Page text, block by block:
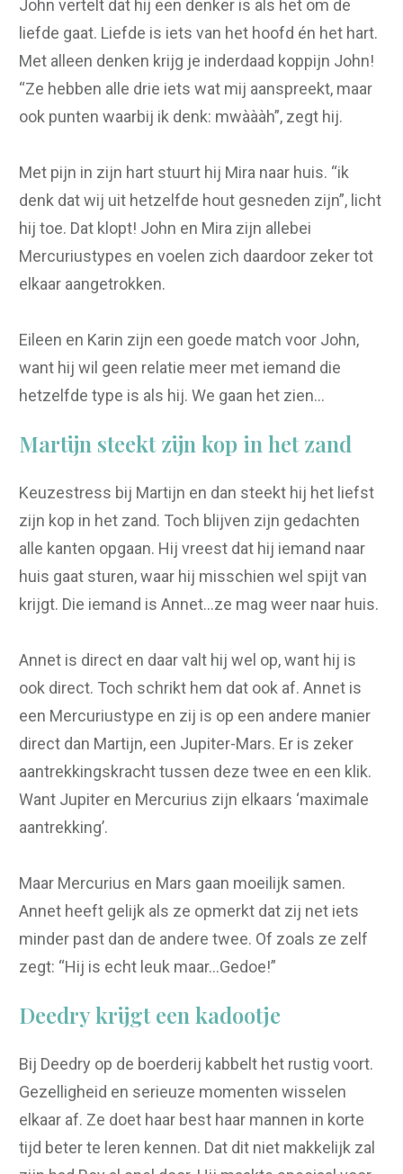
John vertelt dat hij een denker is als het om de
liefde gaat. Liefde is iets van het hoofd én het hart.
Met alleen denken krijg je inderdaad koppijn John!
“Ze hebben alle drie iets wat mij aanspreekt, maar
ook punten waarbij ik denk: mwàààh”, zegt hij.
Met pijn in zijn hart stuurt hij Mira naar huis. “ik
denk dat wij uit hetzelfde hout gesneden zijn”, licht
hij toe. Dat klopt! John en Mira zijn allebei
Mercuriustypes en voelen zich daardoor zeker tot
elkaar aangetrokken.
Eileen en Karin zijn een goede match voor John,
want hij wil geen relatie meer met iemand die
hetzelfde type is als hij. We gaan het zien…
Martijn steekt zijn kop in het zand
Keuzestress bij Martijn en dan steekt hij het liefst
zijn kop in het zand. Toch blijven zijn gedachten
alle kanten opgaan. Hij vreest dat hij iemand naar
huis gaat sturen, waar hij misschien wel spijt van
krijgt. Die iemand is Annet…ze mag weer naar huis.
Annet is direct en daar valt hij wel op, want hij is
ook direct. Toch schrikt hem dat ook af. Annet is
een Mercuriustype en zij is op een andere manier
direct dan Martijn, een Jupiter-Mars. Er is zeker
aantrekkingskracht tussen deze twee en een klik.
Want Jupiter en Mercurius zijn elkaars ‘maximale
aantrekking’.
Maar Mercurius en Mars gaan moeilijk samen.
Annet heeft gelijk als ze opmerkt dat zij net iets
minder past dan de andere twee. Of zoals ze zelf
zegt: “Hij is echt leuk maar…Gedoe!”
Deedry krijgt een kadootje
Bij Deedry op de boerderij kabbelt het rustig voort.
Gezelligheid en serieuze momenten wisselen
elkaar af. Ze doet haar best haar mannen in korte
tijd beter te leren kennen. Dat dit niet makkelijk zal